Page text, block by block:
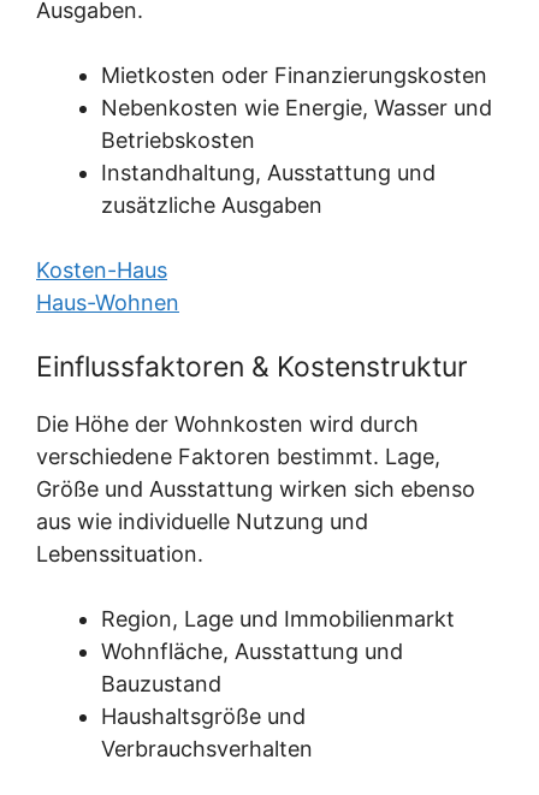
Ausgaben.
Mietkosten oder Finanzierungskosten
Nebenkosten wie Energie, Wasser und
Betriebskosten
Instandhaltung, Ausstattung und
zusätzliche Ausgaben
Kosten-Haus
Haus-Wohnen
Einflussfaktoren & Kostenstruktur
Die Höhe der Wohnkosten wird durch
verschiedene Faktoren bestimmt. Lage,
Größe und Ausstattung wirken sich ebenso
aus wie individuelle Nutzung und
Lebenssituation.
Region, Lage und Immobilienmarkt
Wohnfläche, Ausstattung und
Bauzustand
Haushaltsgröße und
Verbrauchsverhalten